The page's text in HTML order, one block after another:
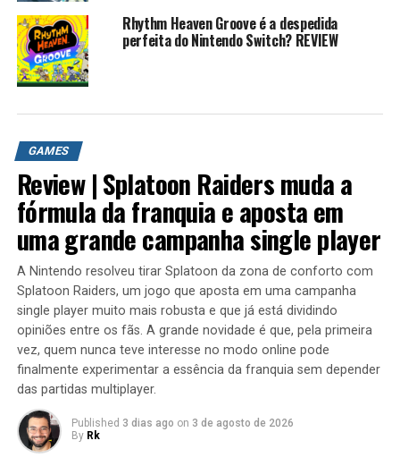
HISTORIA DE SONIC
Playlist
Historia de Sonic 1
SONIC Rhttps://youtu.be/GRY156WPJ5E
Sonic 3d Blast https://youtu.be/2MjgwZmMENI
SONIC HEROEShttps://youtu.be/cDrlSPx2kkQ
Sonic Ridershttps://youtu.be/qhicC3Tj_3s
Sonic Rushhttps://youtu.be/Gj9kzlYUQGA
Sonic 4 episode 1 e Episode 2
https://youtu.be/KAvTxAo3b98
Sonic COLORShttps://youtu.be/BqPqrhNcL3Y
SONIC GENERATIONS 3ds
https://youtu.be/25fivCNADXg
Sonic Lost world
Rhythm Heaven Groove é a despedida
perfeita do Nintendo Switch? REVIEW
GAMES
Review | Splatoon Raiders muda a
fórmula da franquia e aposta em
uma grande campanha single player
A Nintendo resolveu tirar Splatoon da zona de conforto com
Splatoon Raiders, um jogo que aposta em uma campanha
single player muito mais robusta e que já está dividindo
opiniões entre os fãs. A grande novidade é que, pela primeira
vez, quem nunca teve interesse no modo online pode
finalmente experimentar a essência da franquia sem depender
das partidas multiplayer.
Published 3 dias ago on 3 de agosto de 2026
By Rk